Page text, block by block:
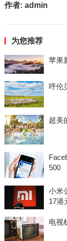
作者: admin
为您推荐
苹果
呼伦
超美
500
小米
17港
电视